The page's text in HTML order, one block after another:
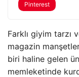
Pinterest
Farklı giyim tarzı
magazin
biri haline gelen
memleketinde